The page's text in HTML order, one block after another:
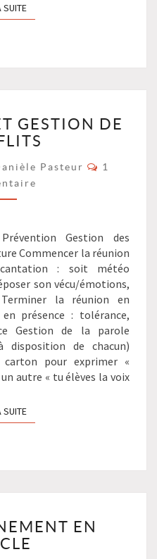
SUITELIRE LA SUITE
GESTION DE
Pasteur
1
Gestion des
Commencer la réunion
: soit météo
son vécu/émotions,
la réunion en
présence : tolérance,
Gestion de la parole
de chacun)
pour exprimer «
autre « tu élèves la voix
SUITELIRE LA SUITE
CERCLE
EN